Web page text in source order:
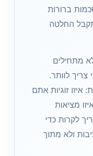
ברורות
החלטה
מתחילים
לוותר.
זוגיות אתם
מציאות
לקרות כדי
ולא מתוך